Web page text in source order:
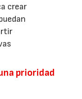
crear
prioridad